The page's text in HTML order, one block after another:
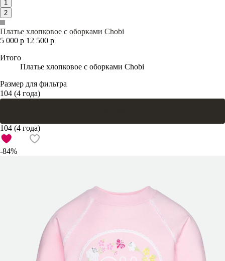
1
2
Платье хлопковое с оборками Chobi
5 000 р 12 500 р
Итого
Платье хлопковое с оборками Chobi
Размер для фильтра
104 (4 года)
104 (4 года)
-84%